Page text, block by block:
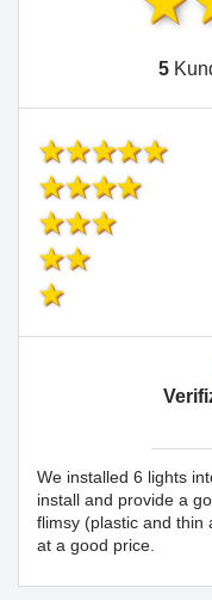
5
We installed 6 lights
install and provide a
flimsy (plastic and thin
at a good price.